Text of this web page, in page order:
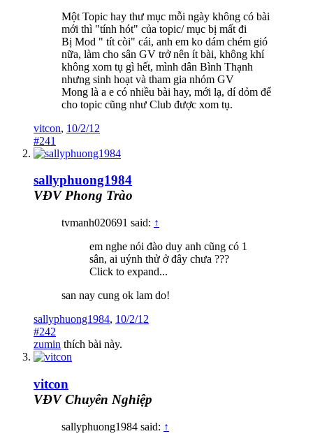
Một Topic hay thư mục mỗi ngày không có bài
mới thì "tính hót" của topic/ mục bị mất đi
Bị Mod " tít còi" cái, anh em ko dám chém gió
nữa, làm cho sân GV trở nên ít bài, không khí
không xom tụ gì hết, mình dân Bình Thạnh
nhưng sinh hoạt và tham gia nhóm GV
Mong là a e có nhiều bài hay, mới lạ, dí dỏm để
cho topic cũng như Club được xom tụ.
vitcon, 10/2/12
#241
sallyphuong1984
VĐV Phong Trào
tvmanh020691 said: ↑
em nghe nói đào duy anh cũng có 1
sân, ai uýnh thử ở đây chưa ???
Click to expand...
san nay cung ok lam do!
sallyphuong1984, 10/2/12
#242
zumin thích bài này.
vitcon
VĐV Chuyên Nghiệp
sallyphuong1984 said: ↑